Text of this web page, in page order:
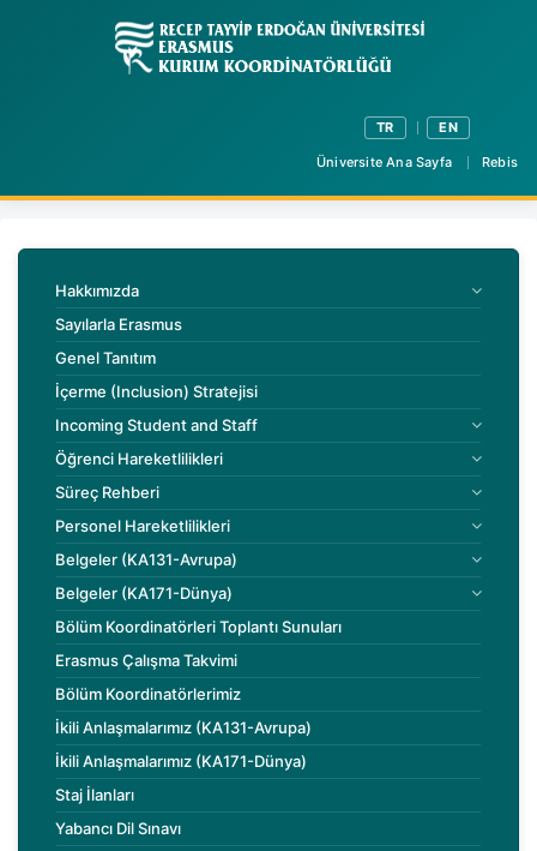
TR EN
Üniversite Ana Sayfa Rebis
Hakkımızda
Sayılarla Erasmus
Genel Tanıtım
İçerme (Inclusion) Stratejisi
Incoming Student and Staff
Öğrenci Hareketlilikleri
Süreç Rehberi
Personel Hareketlilikleri
Belgeler (KA131-Avrupa)
Belgeler (KA171-Dünya)
Bölüm Koordinatörleri Toplantı Sunuları
Erasmus Çalışma Takvimi
Bölüm Koordinatörlerimiz
İkili Anlaşmalarımız (KA131-Avrupa)
İkili Anlaşmalarımız (KA171-Dünya)
Staj İlanları
Yabancı Dil Sınavı